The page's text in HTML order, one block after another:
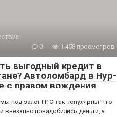
0
1 458 просмотров
выгодный кредит в
Автоломбард в Нур-
с правом вождения
под залог ПТС так популярны Что
внезапно понадобились деньги, а